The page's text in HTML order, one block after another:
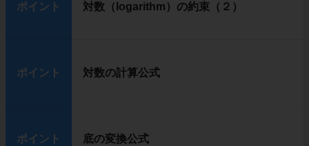
ポイント 対数（logarithm）の約束（２）
ポイント 対数の計算公式
ポイント 底の変換公式